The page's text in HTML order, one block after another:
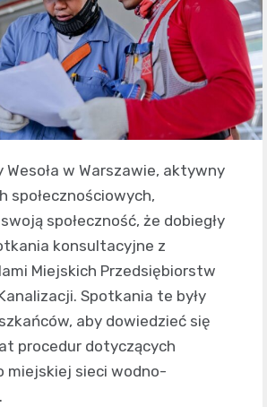
Wesoła w Warszawie, aktywny
społecznościowych,
społeczność, że dobiegły
konsultacyjne z
Miejskich Przedsiębiorstw
Spotkania te były
aby dowiedzieć się
procedur dotyczących
miejskiej sieci wodno-